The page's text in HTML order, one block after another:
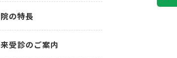
の特長
受診のご案内